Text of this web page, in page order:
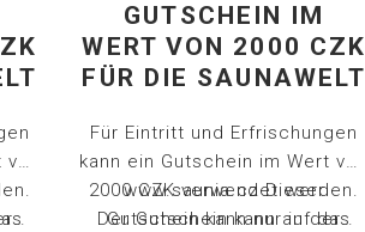
GUTSCHEIN IM
WERT VON 2000 CZK
FÜR DIE SAUNAWELT
Für Eintritt und Erfrischungen
kann ein Gutschein im Wert von
2000 CZK verwendet werden.
Der Gutschein kann auf das
www.saunia.czDieser
Gutschein kann nur in der